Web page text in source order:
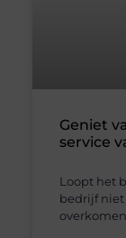
Geniet
service
Loopt het
bedrijf niet